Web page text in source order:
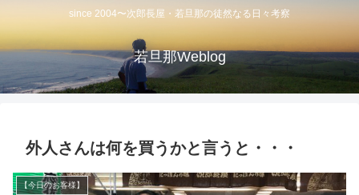
since 2004〜次郎長屋・若旦那の徒然なる日々考察
若旦那Weblog
外人さんは何を買うかと言うと・・・
【今日のお客様】